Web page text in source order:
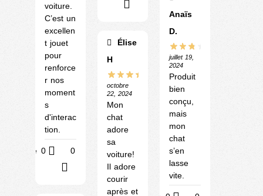
voiture.
C’est un
excellen
t jouet
pour
renforce
r nos
moment
s
d'interac
tion.
Utile 0 0
Élise
H
octobre
22, 2024
Mon
chat
adore
sa
voiture!
Il adore
courir
après et
Anaïs
D.
juillet 19,
2024
Produit
bien
conçu,
mais
mon
chat
s’en
lasse
vite.